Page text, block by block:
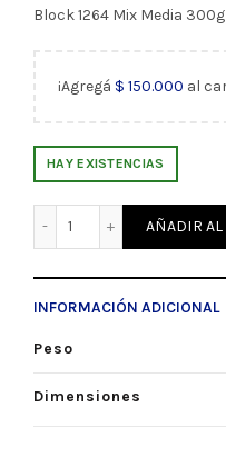
Block 1264 Mix Media
¡Agregá $ 150.000 al
HAY EXISTENCIAS
Block 1264 Mix
AÑADIR
INFORMACIÓN ADICIONAL
Peso
Dimensiones